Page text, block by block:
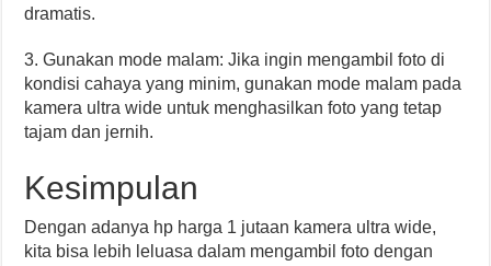
dramatis.
3. Gunakan mode malam: Jika ingin mengambil foto di
kondisi cahaya yang minim, gunakan mode malam pada
kamera ultra wide untuk menghasilkan foto yang tetap
tajam dan jernih.
Kesimpulan
Dengan adanya hp harga 1 jutaan kamera ultra wide,
kita bisa lebih leluasa dalam mengambil foto dengan